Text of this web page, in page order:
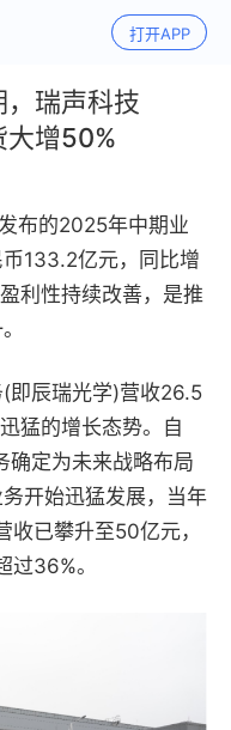
打开APP
瑞声科技
大增50%
布的2025年中期业
133.2亿元，同比增
利性持续改善，是推
即辰瑞光学)营收26.5
猛的增长态势。自
确定为未来战略布局
开始迅猛发展，当年
已攀升至50亿元，
过36%。